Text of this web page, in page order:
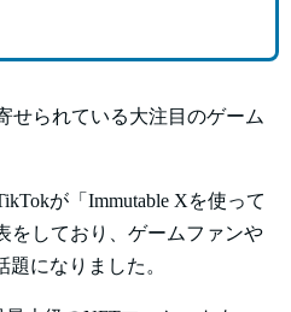
せられている大注目のゲーム
が「Immutable Xを使って
をしており、ゲームファンや
になりました。